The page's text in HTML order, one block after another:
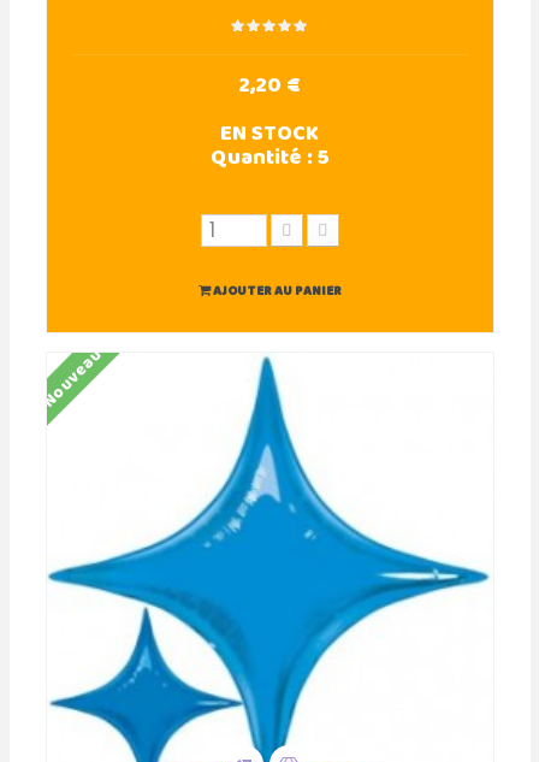
2,20 €
EN STOCK
Quantité :5
AJOUTER AU PANIER
Nouveau